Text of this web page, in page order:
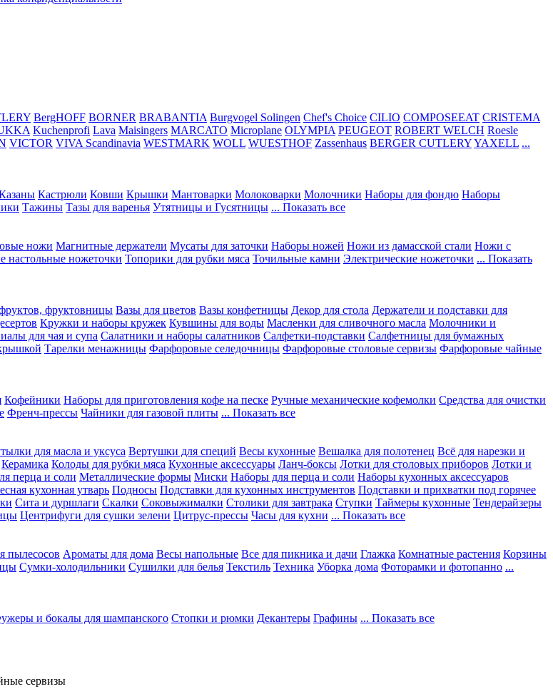
BergHOFF BORNER BRABANTIA Burgvogel Solingen Chef's Choice CILIO COMPOSEEAT CRISTEMA
Kuchenprofi Lava Maisingers MARCATO Microplane OLYMPIA PEUGEOT ROBERT WELCH Roesle
VICTOR VIVA Scandinavia WESTMARK WOLL WUESTHOF Zassenhaus BERGER CUTLERYYAXELL ...
Кастрюли Ковши Крышки Мантоварки Молоковарки Молочники Наборы для фондю Наборы
Тажины Тазы для варенья Утятницы и Гусятницы ... Показать все
ножи Магнитные держатели Мусаты для заточки Наборы ножей Ножи из дамасской стали Ножи с
настольные ножеточки Топорики для рубки мяса Точильные камни Электрические ножеточки ... Показать
фруктовницы Вазы для цветов Вазы конфетницы Декор для стола Держатели и подставки для
Кружки и наборы кружек Кувшины для воды Масленки для сливочного масла Молочники и
для чая и супа Салатники и наборы салатников Салфетки-подставки Салфетницы для бумажных
Тарелки менажницы Фарфоровые селедочницы Фарфоровые столовые сервизы Фарфоровые чайные
Кофейники Наборы для приготовления кофе на песке Ручные механические кофемолки Средства для очистки
Френч-прессы Чайники для газовой плиты ... Показать все
для масла и уксуса Вертушки для специй Весы кухонные Вешалка для полотенец Всё для нарезки и
Керамика Колоды для рубки мяса Кухонные аксессуары Ланч-боксы Лотки для столовых приборов Лотки и
перца и соли Металлические формы Миски Наборы для перца и соли Наборы кухонных аксессуаров
кухонная утварь Подносы Подставки для кухонных инструментов Подставки и прихватки под горячее
Сита и дуршлаги Скалки Соковыжималки Столики для завтрака Ступки Таймеры кухонные Тендерайзеры
Центрифуги для сушки зелени Цитрус-прессы Часы для кухни ... Показать все
пылесосов Ароматы для дома Весы напольные Все для пикника и дачи Глажка Комнатные растения Корзины
Сумки-холодильники Сушилки для белья Текстиль Техника Уборка дома Фоторамки и фотопанно ...
и бокалы для шампанского Стопки и рюмки Декантеры Графины ... Показать все
сервизы